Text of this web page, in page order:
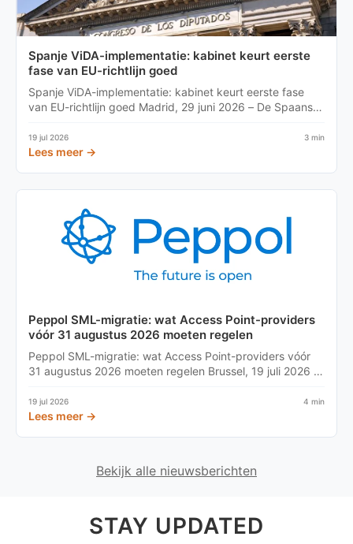
Spanje ViDA-implementatie: kabinet keurt eerste
fase van EU-richtlijn goed
Spanje ViDA-implementatie: kabinet keurt eerste fase
van EU-richtlijn goed Madrid, 29 juni 2026 – De Spaanse
19 jul 2026 3 min
Lees meer →
Peppol SML-migratie: wat Access Point-providers
vóór 31 augustus 2026 moeten regelen
Peppol SML-migratie: wat Access Point-providers vóór
31 augustus 2026 moeten regelen Brussel, 19 juli 2026 –
19 jul 2026 4 min
Lees meer →
Bekijk alle nieuwsberichten
STAY UPDATED